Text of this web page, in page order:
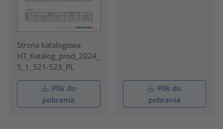
Strona katalogowa
HT_Katalog_prod_2024_
5_1_521-523_PL
Plik do
pobrania
Plik do
pobrania